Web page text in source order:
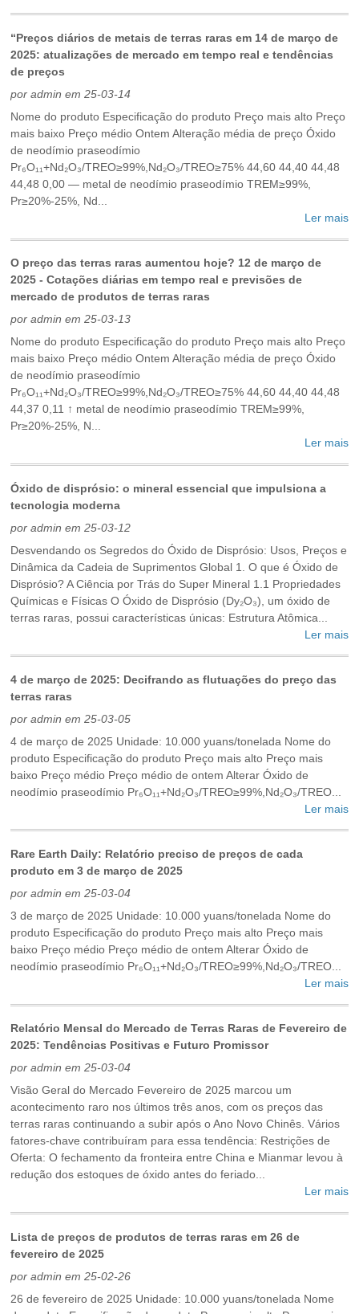
“Preços diários de metais de terras raras em 14 de março de
2025: atualizações de mercado em tempo real e tendências
de preços
por admin em 25-03-14
Nome do produto Especificação do produto Preço mais alto Preço
mais baixo Preço médio Ontem Alteração média de preço Óxido
de neodímio praseodímio
Pr₆O₁₁+Nd₂O₃/TREO≥99%,Nd₂O₃/TREO≥75% 44,60 44,40 44,48
44,48 0,00 — metal de neodímio praseodímio TREM≥99%,
Pr≥20%-25%, Nd...
Ler mais
O preço das terras raras aumentou hoje? 12 de março de
2025 - Cotações diárias em tempo real e previsões de
mercado de produtos de terras raras
por admin em 25-03-13
Nome do produto Especificação do produto Preço mais alto Preço
mais baixo Preço médio Ontem Alteração média de preço Óxido
de neodímio praseodímio
Pr₆O₁₁+Nd₂O₃/TREO≥99%,Nd₂O₃/TREO≥75% 44,60 44,40 44,48
44,37 0,11 ↑ metal de neodímio praseodímio TREM≥99%,
Pr≥20%-25%, N...
Ler mais
Óxido de disprósio: o mineral essencial que impulsiona a
tecnologia moderna
por admin em 25-03-12
Desvendando os Segredos do Óxido de Disprósio: Usos, Preços e
Dinâmica da Cadeia de Suprimentos Global ‌1. O que é Óxido de
Disprósio? A Ciência por Trás do Super Mineral‌ ‌1.1 Propriedades
Químicas e Físicas‌ O Óxido de Disprósio (Dy₂O₃), um óxido de
terras raras, possui características únicas: ‌Estrutura Atômica...
Ler mais
4 de março de 2025: Decifrando as flutuações do preço das
terras raras
por admin em 25-03-05
4 de março de 2025 Unidade: 10.000 yuans/tonelada Nome do
produto Especificação do produto Preço mais alto Preço mais
baixo Preço médio Preço médio de ontem Alterar Óxido de
neodímio praseodímio Pr₆O₁₁+Nd₂O₃/TREO≥99%,Nd₂O₃/TREO...
Ler mais
Rare Earth Daily: Relatório preciso de preços de cada
produto em 3 de março de 2025
por admin em 25-03-04
3 de março de 2025 Unidade: 10.000 yuans/tonelada Nome do
produto Especificação do produto Preço mais alto Preço mais
baixo Preço médio Preço médio de ontem Alterar Óxido de
neodímio praseodímio Pr₆O₁₁+Nd₂O₃/TREO≥99%,Nd₂O₃/TREO...
Ler mais
Relatório Mensal do Mercado de Terras Raras de Fevereiro de
2025: Tendências Positivas e Futuro Promissor
por admin em 25-03-04
Visão Geral do Mercado Fevereiro de 2025 marcou um
acontecimento raro nos últimos três anos, com os preços das
terras raras continuando a subir após o Ano Novo Chinês. Vários
fatores-chave contribuíram para essa tendência: Restrições de
Oferta: O fechamento da fronteira entre China e Mianmar levou à
redução dos estoques de óxido antes do feriado...
Ler mais
Lista de preços de produtos de terras raras em 26 de
fevereiro de 2025
por admin em 25-02-26
26 de fevereiro de 2025 Unidade: 10.000 yuans/tonelada Nome